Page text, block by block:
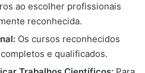
ao escolher profissionais
reconhecida.
Os cursos reconhecidos
e qualificados.